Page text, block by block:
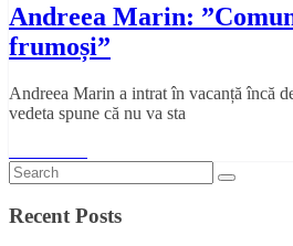
Andreea Marin:
frumoși”
Andreea Marin a intrat în vacanță încă
vedeta spune că nu va sta
Recent Posts